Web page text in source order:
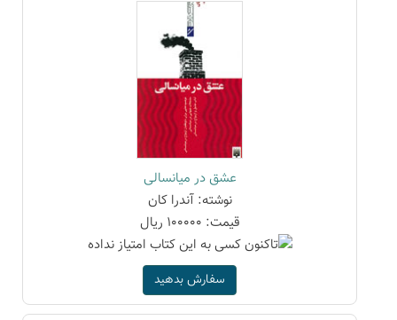
عشق در میانسالی
نوشته: آندرا کان
قیمت: 100000 ریال
سفارش بدهید